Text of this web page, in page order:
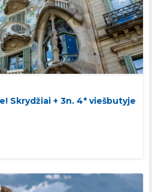
Skrydžiai + 3n. 4* viešbutyje